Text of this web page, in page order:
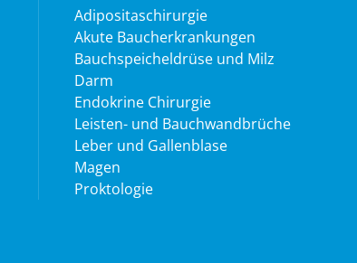
Adipositaschirurgie
Akute Baucherkrankungen
Bauchspeicheldrüse und Milz
Darm
Endokrine Chirurgie
Leisten- und Bauchwandbrüche
Leber und Gallenblase
Magen
Proktologie